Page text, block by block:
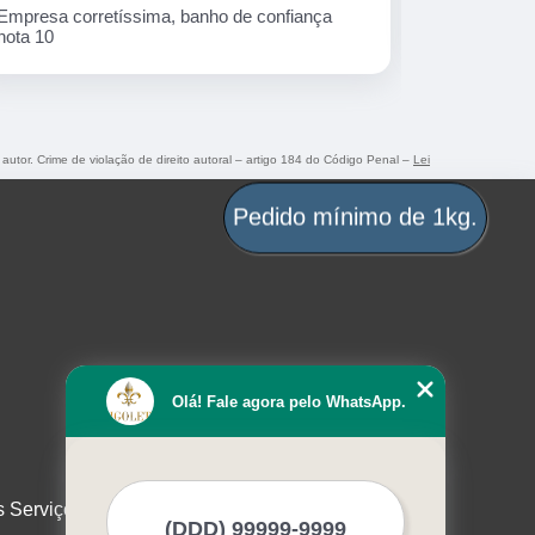
Ótima empresa!
Crime de violação de direito autoral – artigo 184 do Código Penal – Lei
Serviços
Olá! Fale agora pelo WhatsApp.
Pedido mínimo de 1kg.